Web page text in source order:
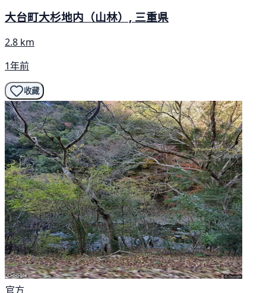
大台町大杉地内（山林）, 三重県
2.8 km
1年前
收藏
官方